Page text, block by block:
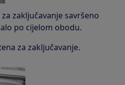
zaključavanje savršeno
po cijelom obodu.
za zaključavanje.